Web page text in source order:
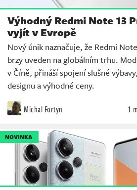
Výhodný Redmi Note 13
vyjít v Evropě
Nový únik naznačuje, že Redmi
brzy uveden na globálním trhu.
v Číně, přináší spojení slušné
designu a výhodné ceny.
Michal Fortyn 1
NOVINKA